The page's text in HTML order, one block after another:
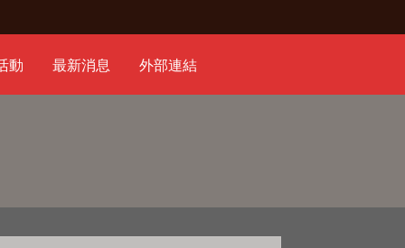
動 最新消息 外部連結